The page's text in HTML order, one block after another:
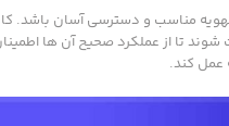
مناسب و دسترسی آسان باشد.
عمل کند.